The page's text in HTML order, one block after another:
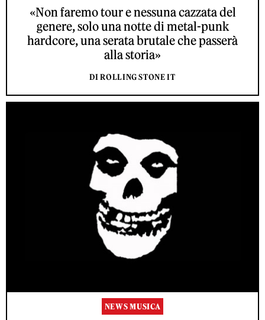
«Non faremo tour e nessuna cazzata del
genere, solo una notte di metal-punk
hardcore, una serata brutale che passerà
alla storia»
DI ROLLING STONE IT
NEWS MUSICA